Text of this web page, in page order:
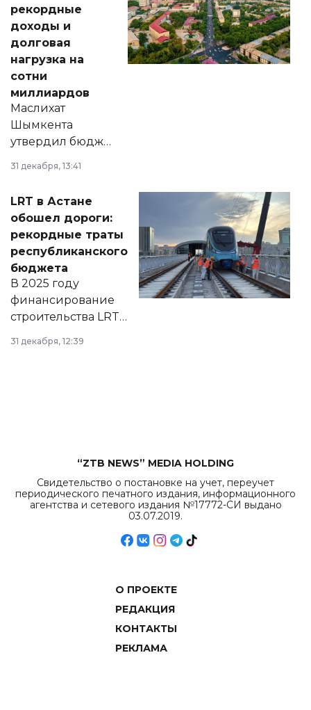
рекордные
доходы и
долговая
нагрузка на
сотни
миллиардов
Маслихат
Шымкента
утвердил бюджет
города на 2026–
2028 годы.
документ
появился в базе
нормативных
правовых актов и
на сайте маслихат
города.
31 декабря, 13:41
LRT в Астане
обошел дороги:
рекордные траты
республиканского
бюджета
В 2025 году
финансирование
строительства LRT
в Астане из
республиканского
31 декабря, 12:39
“ZTB NEWS” MEDIA HOLDING
Свидетельство о постановке на учет, переучет
периодического печатного издания, информационного
агентства и сетевого издания №17772-СИ выдано
03.07.2019.
О ПРОЕКТЕ
РЕДАКЦИЯ
КОНТАКТЫ
РЕКЛАМА